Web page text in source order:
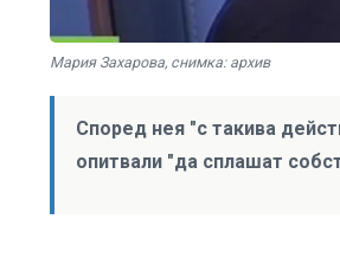
Мария Захарова, снимка: архив
Според нея "с такива
опитвали "да сплашат